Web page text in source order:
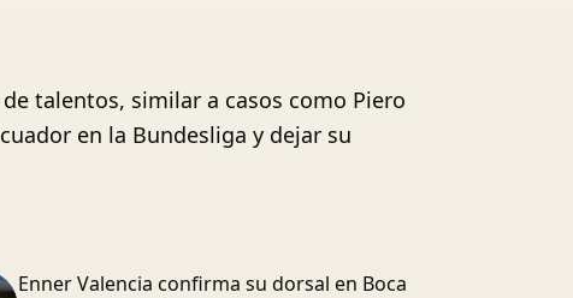
talentos, similar a casos como Piero
en la Bundesliga y dejar su
Enner Valencia confirma su dorsal en Boca